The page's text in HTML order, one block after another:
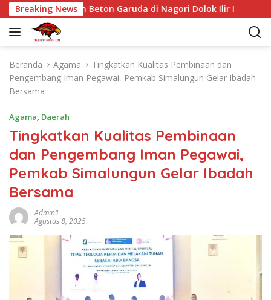
a
Breaking News
Jembatan Beton Garuda di Nagori Dolok Ilir I
Beranda Agama
Tingkatkan Kualitas Pembinaan dan
Pengembang Iman Pegawai, Pemkab Simalungun Gelar Ibadah
Bersama
Agama, Daerah
Tingkatkan Kualitas Pembinaan
dan Pengembang Iman Pegawai,
Pemkab Simalungun Gelar Ibadah
Bersama
Admin1
Agustus 8, 2025